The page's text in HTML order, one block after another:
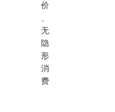
价
无
隐
形
消
费